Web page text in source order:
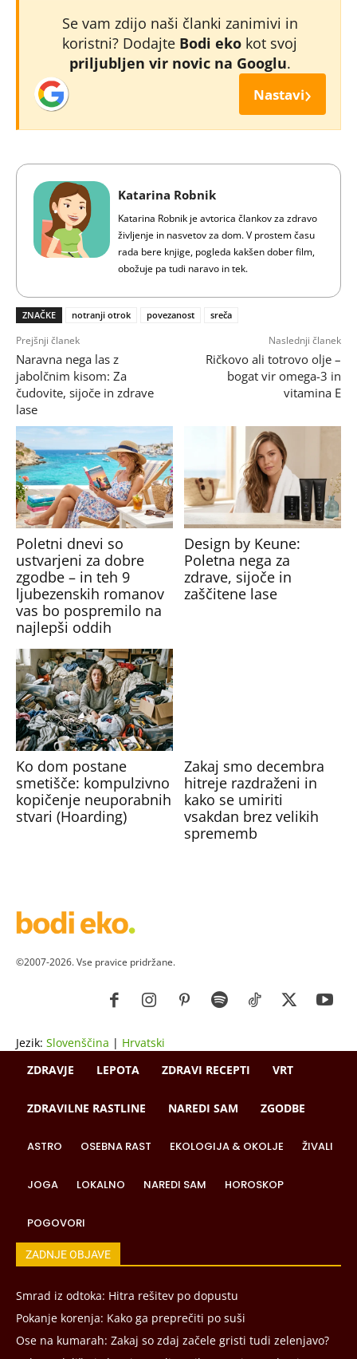
Se vam zdijo naši članki zanimivi in
koristni? Dodajte Bodi eko kot svoj
priljubljen vir novic na Googlu.
Nastavi›
Katarina Robnik
Katarina Robnik je avtorica člankov za zdravo
življenje in nasvetov za dom. V prostem času
rada bere knjige, pogleda kakšen dober film,
obožuje pa tudi naravo in tek.
ZNAČKE notranji otrok povezanost sreča
Prejšnji članek
Naravna nega las z
jabolčnim kisom: Za
čudovite, sijoče in zdrave
lase
Naslednji članek
Ričkovo ali totrovo olje –
bogat vir omega-3 in
vitamina E
Poletni dnevi so
ustvarjeni za dobre
zgodbe – in teh 9
ljubezenskih romanov
vas bo pospremilo na
najlepši oddih
Design by Keune:
Poletna nega za
zdrave, sijoče in
zaščitene lase
Ko dom postane
smetišče: kompulzivno
kopičenje neuporabnih
stvari (Hoarding)
Zakaj smo decembra
hitreje razdraženi in
kako se umiriti
vsakdan brez velikih
sprememb
©2007-2026. Vse pravice pridržane.
Jezik: Slovenščina | Hrvatski
ZDRAVJE
LEPOTA ZDRAVI RECEPTI VRT
ZDRAVILNE RASTLINE NAREDI SAM ZGODBE
ASTRO OSEBNA RAST EKOLOGIJA & OKOLJE ŽIVALI
JOGA LOKALNO NAREDI SAM HOROSKOP
POGOVORI
ZADNJE OBJAVE
Smrad iz odtoka: Hitra rešitev po dopustu
Pokanje korenja: Kako ga preprečiti po suši
Ose na kumarah: Zakaj so zdaj začele gristi tudi zelenjavo?